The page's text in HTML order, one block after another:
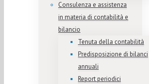
Consulenza e assistenza
in materia di contabilità e
bilancio
Tenuta della contabilità
Predisposizione di bilanci
annuali
Report periodici